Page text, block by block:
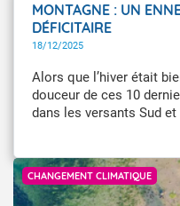
MONTAGNE : UN
DÉFICITAIRE
18/12/2025
Alors que l’hiver était
douceur de ces 10
dans les versants Sud et
est souvent déficitaire,
CHANGEMENT CLIMATIQUE
Baptiste Mourcel / L’Œil